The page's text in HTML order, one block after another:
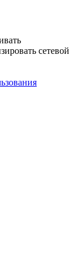
сетевой